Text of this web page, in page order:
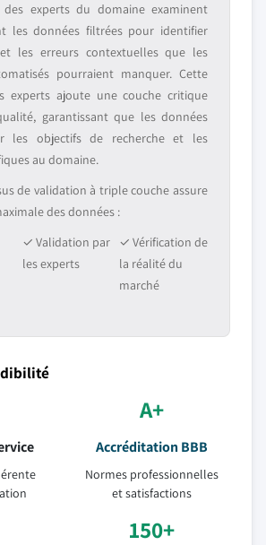
experts du domaine examinent
les données filtrées pour identifier
les erreurs contextuelles que les
pourraient manquer. Cette
experts ajoute une couche critique
garantissant que les données
les objectifs de recherche et les
au domaine.
de validation à triple couche assure
des données :
✓ Validation par
les experts
✓ Vérification de
la réalité du
marché
A+
Accréditation BBB
Normes professionnelles
et satisfactions
150+